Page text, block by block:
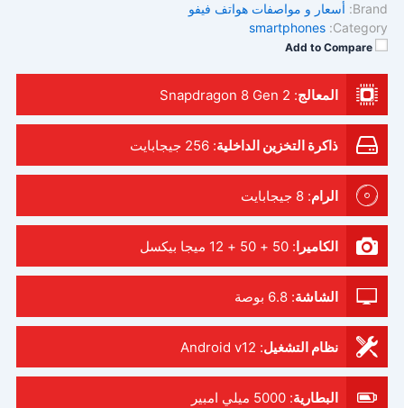
Brand: أسعار و مواصفات هواتف فيفو
Category:
smartphones
Add to Compare
المعالج:
Snapdragon 8 Gen 2
ذاكرة التخزين الداخلية: 256 جيجابايت
الرام: 8 جيجابايت
الكاميرا : 50 + 50 + 12 ميجا بيكسل
الشاشة: 6.8 بوصة
نظام التشغيل:
Android v12
البطارية: 5000 ميلي امبير